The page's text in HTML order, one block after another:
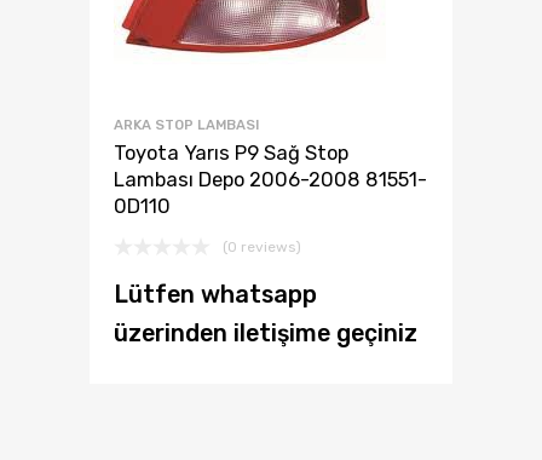
ARKA STOP LAMBASI
Toyota Yarıs P9 Sağ Stop
Lambası Depo 2006-2008 81551-
0D110
(0 reviews)
Lütfen whatsapp
üzerinden iletişime geçiniz